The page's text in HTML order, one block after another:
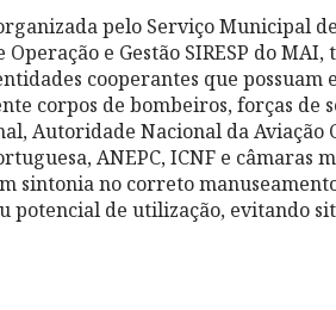
pelo Serviço Municipal
e Gestão SIRESP do
cooperantes que
corpos de bombeiros, forças de
Autoridade Nacional da Aviação
ANEPC, ICNF e câmaras
sintonia no correto
potencial de utilização, evitando